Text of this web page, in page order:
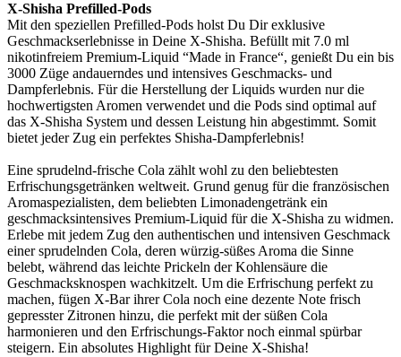
X-Shisha Prefilled-Pods
Mit den speziellen Prefilled-Pods holst Du Dir exklusive
Geschmackserlebnisse in Deine X-Shisha. Befüllt mit 7.0 ml
nikotinfreiem Premium-Liquid “Made in France“, genießt Du ein bis
3000 Züge andauerndes und intensives Geschmacks- und
Dampferlebnis. Für die Herstellung der Liquids wurden nur die
hochwertigsten Aromen verwendet und die Pods sind optimal auf
das X-Shisha System und dessen Leistung hin abgestimmt. Somit
bietet jeder Zug ein perfektes Shisha-Dampferlebnis!
Eine sprudelnd-frische Cola zählt wohl zu den beliebtesten
Erfrischungsgetränken weltweit. Grund genug für die französischen
Aromaspezialisten, dem beliebten Limonadengetränk ein
geschmacksintensives Premium-Liquid für die X-Shisha zu widmen.
Erlebe mit jedem Zug den authentischen und intensiven Geschmack
einer sprudelnden Cola, deren würzig-süßes Aroma die Sinne
belebt, während das leichte Prickeln der Kohlensäure die
Geschmacksknospen wachkitzelt. Um die Erfrischung perfekt zu
machen, fügen X-Bar ihrer Cola noch eine dezente Note frisch
gepresster Zitronen hinzu, die perfekt mit der süßen Cola
harmonieren und den Erfrischungs-Faktor noch einmal spürbar
steigern. Ein absolutes Highlight für Deine X-Shisha!